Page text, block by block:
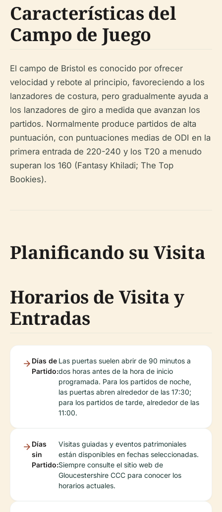
Características del
Campo de Juego
El campo de Bristol es conocido por ofrecer
velocidad y rebote al principio, favoreciendo a los
lanzadores de costura, pero gradualmente ayuda a
los lanzadores de giro a medida que avanzan los
partidos. Normalmente produce partidos de alta
puntuación, con puntuaciones medias de ODI en la
primera entrada de 220-240 y los T20 a menudo
superan los 160 (Fantasy Khiladi; The Top
Bookies).
Planificando su Visita
Horarios de Visita y
Entradas
Días de
Partido:
Las puertas suelen abrir de 90 minutos a
dos horas antes de la hora de inicio
programada. Para los partidos de noche,
las puertas abren alrededor de las 17:30;
para los partidos de tarde, alrededor de las
11:00.
Días
sin
Partido:
Visitas guiadas y eventos patrimoniales
están disponibles en fechas seleccionadas.
Siempre consulte el sitio web de
Gloucestershire CCC para conocer los
horarios actuales.